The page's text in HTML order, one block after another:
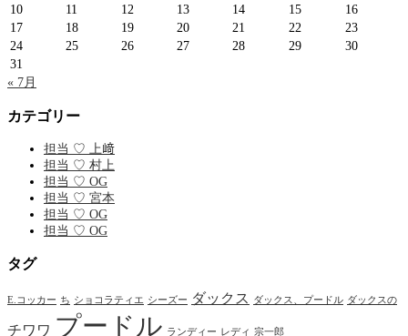
10
11 12 13 14 15
16
17
18 19 20 21 22
23
24
25 26 27 28 29
30
31
« 7月
カテゴリー
担当 ♡ 上﨑
担当 ♡ 村上
担当 ♡ OG
担当 ♡ 宮本
担当 ♡ OG
担当 ♡ OG
タグ
E.コッカー ち ショコラティエ シーズー ダックス ダックス、プードル ダックスの
チワワ プードル ランディー レディ 宗一郎